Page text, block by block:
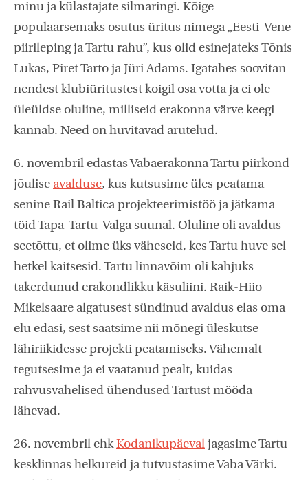
minu ja külastajate silmaringi. Kõige
populaarsemaks osutus üritus nimega „Eesti-Vene
piirileping ja Tartu rahu”, kus olid esinejateks Tõnis
Lukas, Piret Tarto ja Jüri Adams. Igatahes soovitan
nendest klubiüritustest kõigil osa võtta ja ei ole
üleüldse oluline, milliseid erakonna värve keegi
kannab. Need on huvitavad arutelud.
6. novembril edastas Vabaerakonna Tartu piirkond
jõulise avalduse, kus kutsusime üles peatama
senine Rail Baltica projekteerimistöö ja jätkama
töid Tapa-Tartu-Valga suunal. Oluline oli avaldus
seetõttu, et olime üks väheseid, kes Tartu huve sel
hetkel kaitsesid. Tartu linnavõim oli kahjuks
takerdunud erakondlikku käsuliini. Raik-Hiio
Mikelsaare algatusest sündinud avaldus elas oma
elu edasi, sest saatsime nii mõnegi üleskutse
lähiriikidesse projekti peatamiseks. Vähemalt
tegutsesime ja ei vaatanud pealt, kuidas
rahvusvahelised ühendused Tartust mööda
lähevad.
26. novembril ehkKodanikupäeval jagasime Tartu
kesklinnas helkureid ja tutvustasime Vaba Värki.